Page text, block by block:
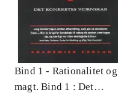
Bind 1 - Rationalitet og
magt. Bind 1 : Det